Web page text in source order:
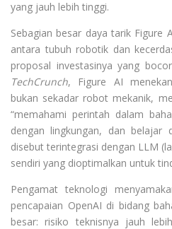
yang jauh lebih tinggi.
Sebagian besar daya tarik Figure
antara tubuh robotik dan
proposal investasinya yang
TechCrunch, Figure AI
bukan sekadar robot mekanik,
“memahami perintah dalam
dengan lingkungan, dan belajar
disebut terintegrasi dengan LLM
sendiri yang dioptimalkan untuk
Pengamat teknologi
pencapaian OpenAI di bidang
besar: risiko teknisnya jauh